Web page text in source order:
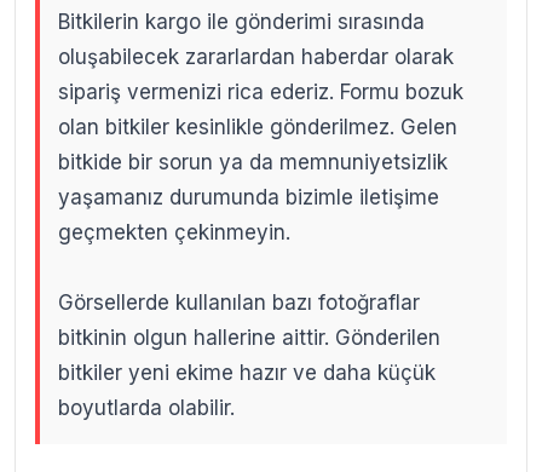
Bitkilerin kargo ile gönderimi sırasında
oluşabilecek zararlardan haberdar olarak
sipariş vermenizi rica ederiz. Formu bozuk
olan bitkiler kesinlikle gönderilmez. Gelen
bitkide bir sorun ya da memnuniyetsizlik
yaşamanız durumunda bizimle iletişime
geçmekten çekinmeyin.
Görsellerde kullanılan bazı fotoğraflar
bitkinin olgun hallerine aittir. Gönderilen
bitkiler yeni ekime hazır ve daha küçük
boyutlarda olabilir.